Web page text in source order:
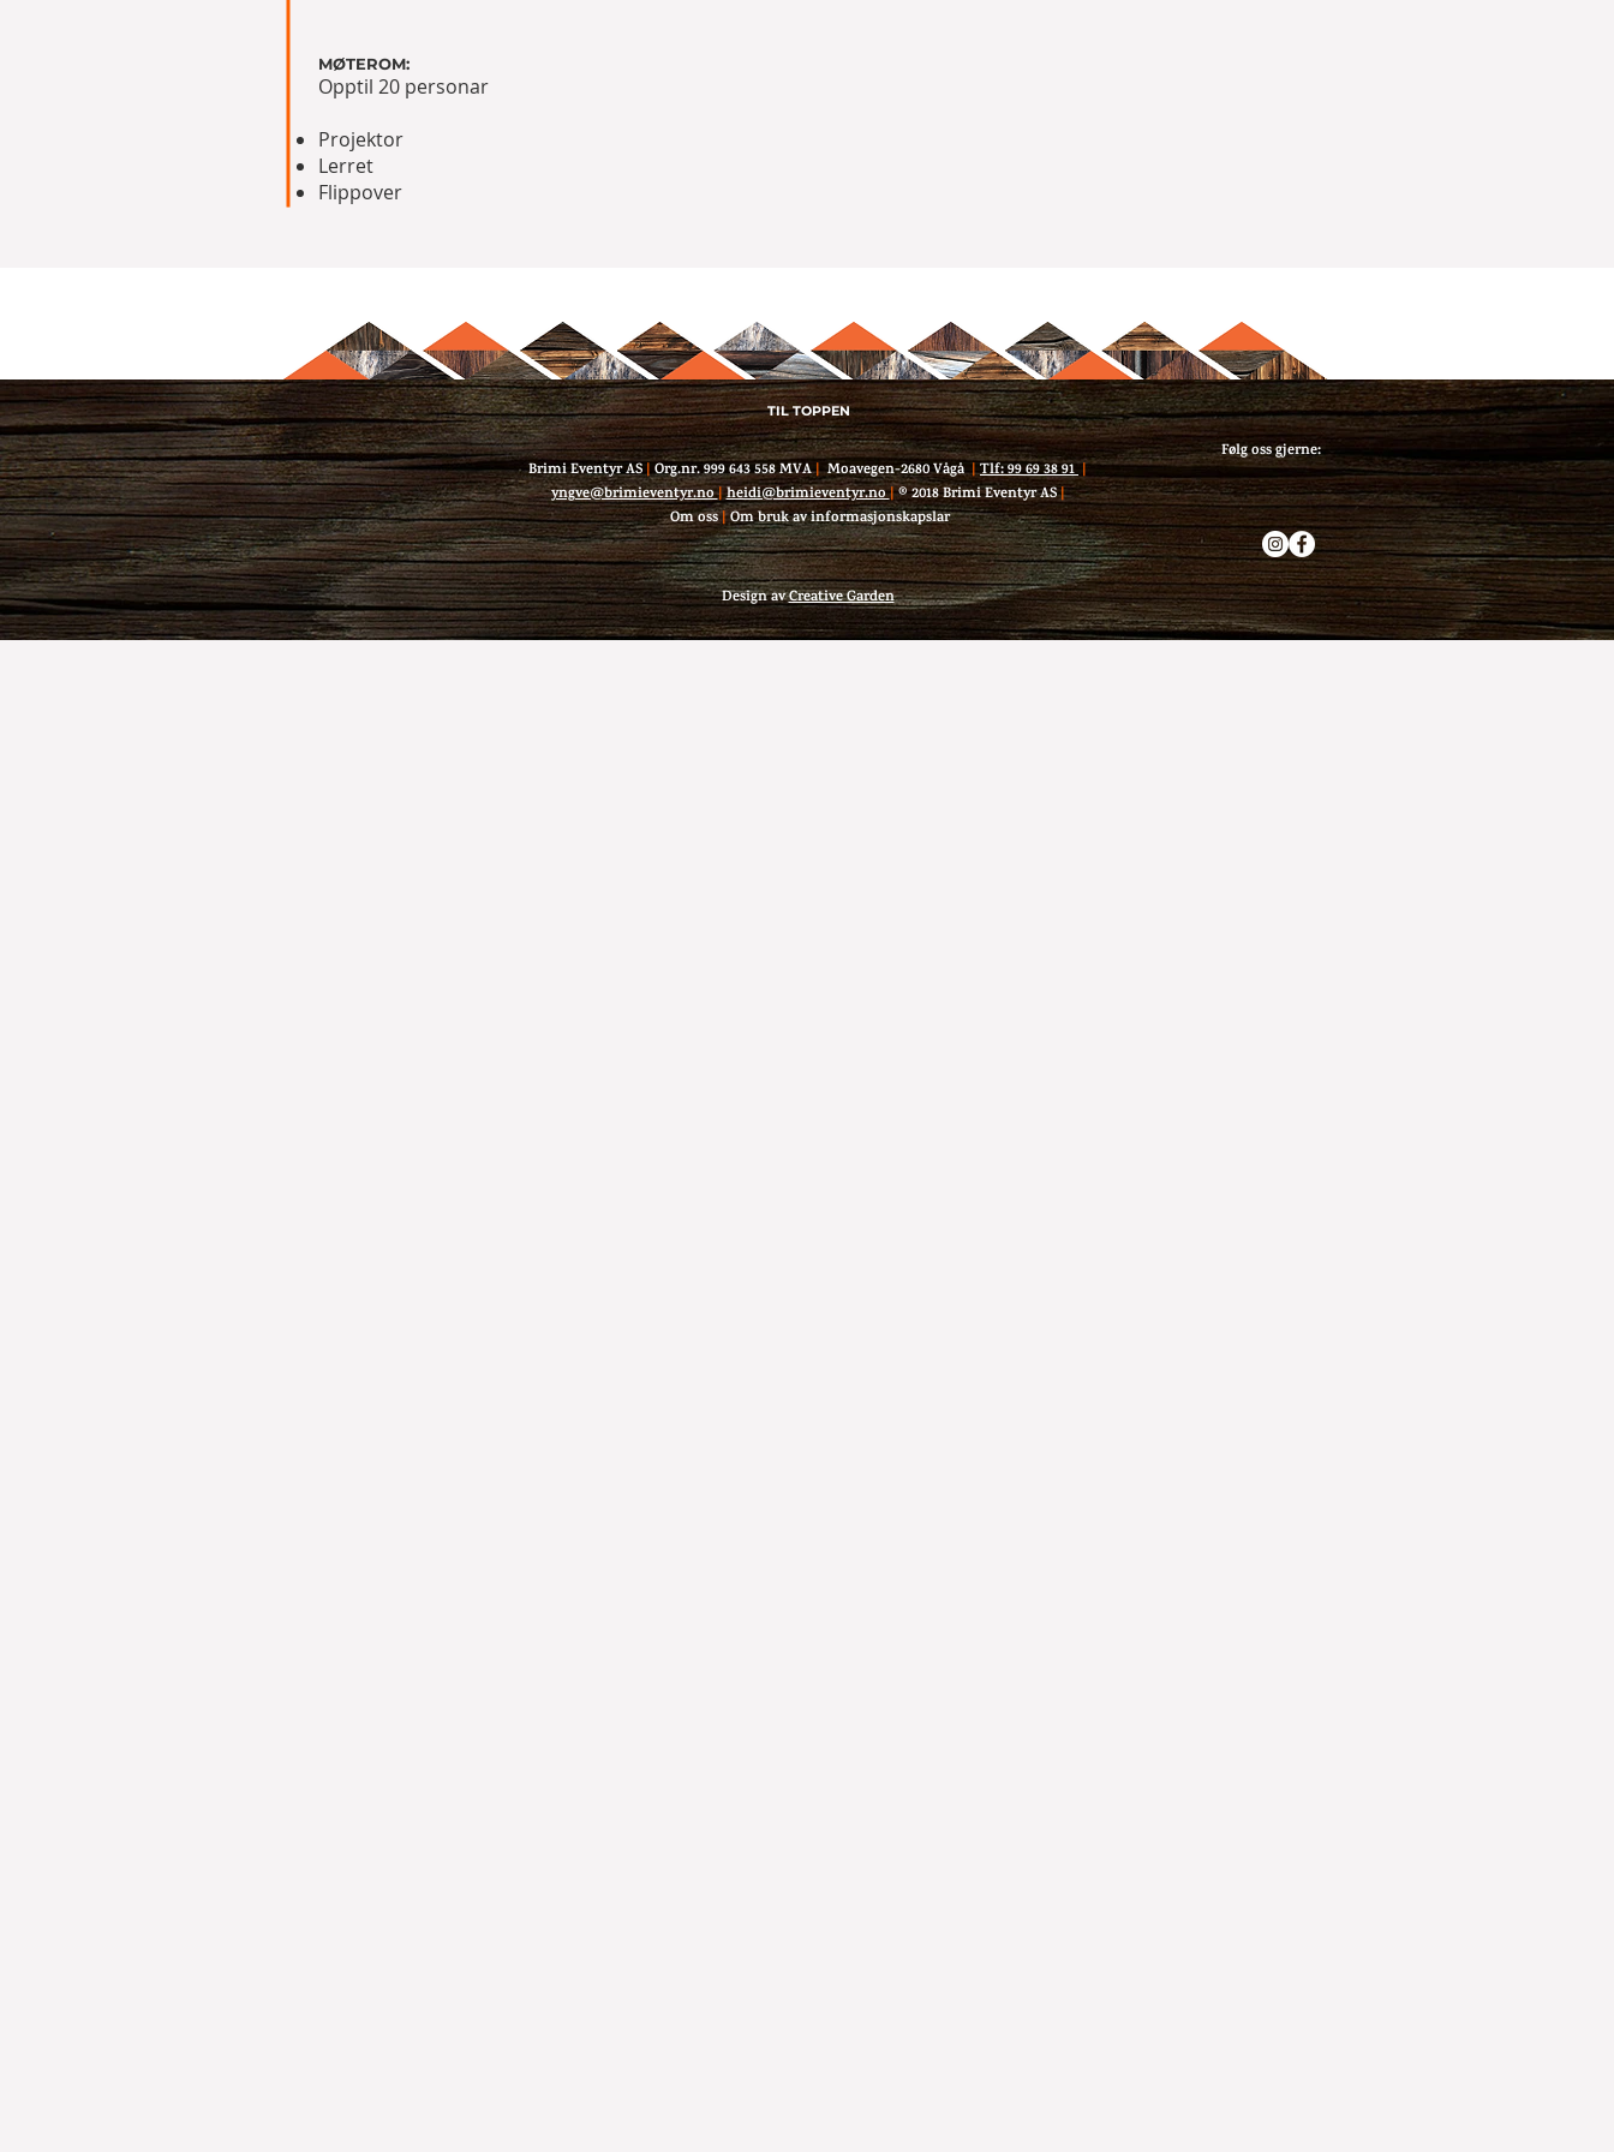
MØTEROM:
Opptil 20 personar
Projektor
Lerret
Flippover
TIL TOPPEN
Brimi Eventyr AS|Org.nr. 999 643 558 MVA|Moavegen-2680 Vågå|Tlf: 99 69 38 91|
yngve@brimieventyr.no|heidi@brimieventyr.no|® 2018 Brimi Eventyr AS|
Om oss|Om bruk av informasjonskapslar
Følg oss gjerne:
Design avCreative Garden